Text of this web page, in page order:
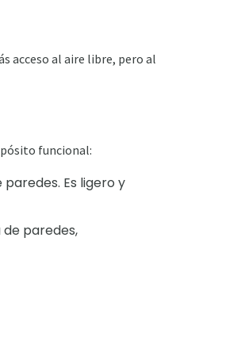
acceso al aire libre, pero al
funcional:
Es ligero y
paredes,